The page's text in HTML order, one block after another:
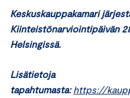
Keskuskauppakamari
Kiinteistönarviointipäivän
Helsingissä.
Lisätietoja
tapahtumasta:https://